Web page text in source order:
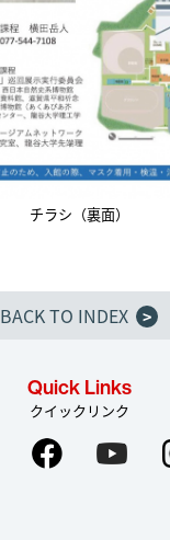
チラシ（裏面）
BACK TO INDEX
>
Quick Links
クイックリンク